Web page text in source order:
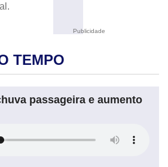
Publicidade
TEMPO
passageira e aumento